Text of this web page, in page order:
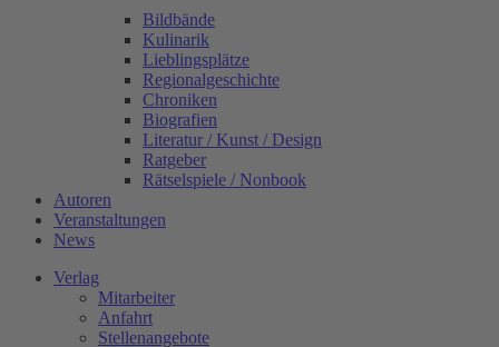
Bildbände
Kulinarik
Lieblingsplätze
Regionalgeschichte
Chroniken
Biografien
Literatur / Kunst / Design
Ratgeber
Rätselspiele / Nonbook
Autoren
Veranstaltungen
News
Verlag
Mitarbeiter
Anfahrt
Stellenangebote